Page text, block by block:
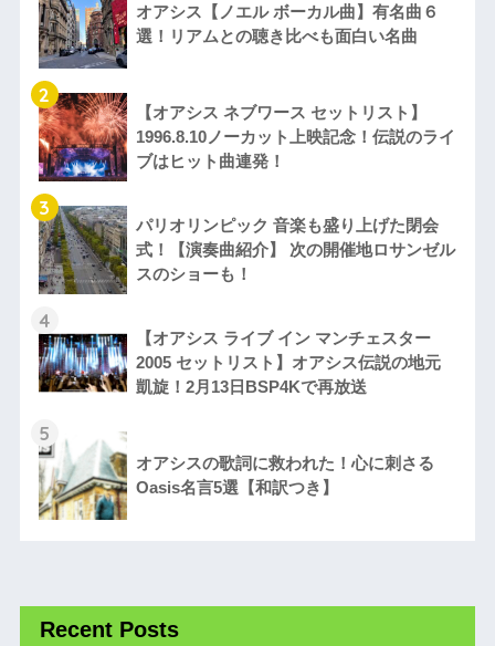
オアシス【ノエル ボーカル曲】有名曲６
選！リアムとの聴き比べも面白い名曲
2
【オアシス ネブワース セットリスト】
1996.8.10ノーカット上映記念！伝説のライ
ブはヒット曲連発！
3
パリオリンピック 音楽も盛り上げた閉会
式！【演奏曲紹介】 次の開催地ロサンゼル
スのショーも！
4
【オアシス ライブ イン マンチェスター
2005 セットリスト】オアシス伝説の地元
凱旋！2月13日BSP4Kで再放送
5
オアシスの歌詞に救われた！心に刺さる
Oasis名言5選【和訳つき】
Recent Posts